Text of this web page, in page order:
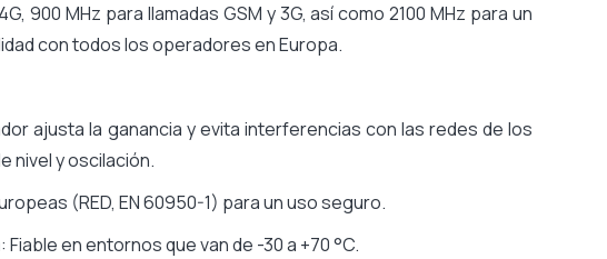
900 MHz para llamadas GSM y 3G, así como 2100 MHz para un
con todos los operadores en Europa.
ajusta la ganancia y evita interferencias con las redes de los
nivel y oscilación.
(RED, EN 60950-1) para un uso seguro.
: Fiable en entornos que van de -30 a +70 °C.